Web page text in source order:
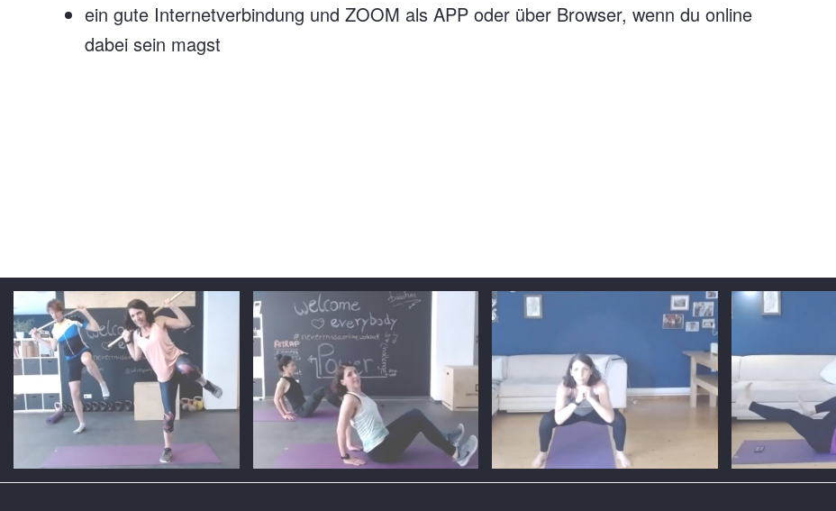
ein gute Internetverbindung und ZOOM als APP oder über Browser, wenn du online
dabei sein magst